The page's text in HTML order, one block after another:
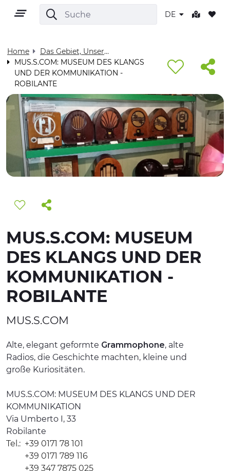
DE
DE
GEBIET
OUTDOOR
ERLEBNISSE
EVENTS
OFFERTE
Home
Das Gebiet, Unser Zuhause - Visit Cuneese
MUS.S.COM: MUSEUM DES KLANGS
UND DER KOMMUNIKATION -
ROBILANTE
MUS.S.COM: MUSEUM
DES KLANGS UND DER
KOMMUNIKATION -
ROBILANTE
MUS.S.COM
Alte, elegant geformte Grammophone, alte
Radios, die Geschichte machten, kleine und
große Kuriositäten.
MUS.S.COM: MUSEUM DES KLANGS UND DER
KOMMUNIKATION
Via Umberto I, 33
Robilante
Tel.: +39 0171 78 101
+39 0171 789 116
+39 347 7875 025